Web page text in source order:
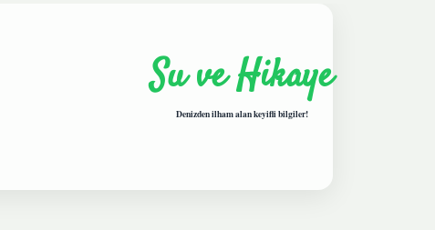
Su ve Hikaye
Denizden ilham alan keyifli bilgiler!